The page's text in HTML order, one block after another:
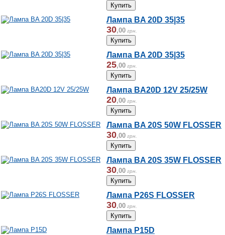
Лампа BA 20D 35|35
30,00 грн.
Лампа BA 20D 35|35
25,00 грн.
Лампа BA20D 12V 25/25W
20,00 грн.
Лампа BA 20S 50W FLOSSER
30,00 грн.
Лампа BA 20S 35W FLOSSER
30,00 грн.
Лампа P26S FLOSSER
30,00 грн.
Лампа P15D